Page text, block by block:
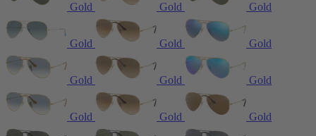
Gold Gold Gold
Gold Gold Gold
Gold Gold Gold
Gold Gold Gold